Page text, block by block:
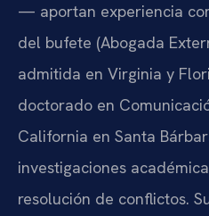
— aportan experiencia
del bufete (Abogada
admitida en Virginia y
doctorado en
California en Santa
investigaciones
resolución de conflictos.